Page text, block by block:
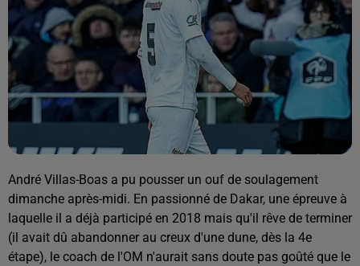
André Villas-Boas a pu pousser un ouf de soulagement
dimanche après-midi. En passionné de Dakar, une épreuve à
laquelle il a déjà participé en 2018 mais qu'il rêve de terminer
(il avait dû abandonner au creux d'une dune, dès la 4e
étape), le coach de l'OM n'aurait sans doute pas goûté que le